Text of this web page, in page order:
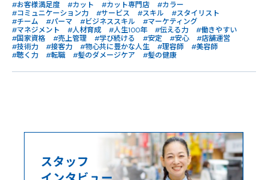
#お客様満足度
#カット #カット専門店
#カラー
#コミュニケーション力
#サービス #スキル
#スタイリスト
#チーム
#パーマ #ビジネススキル
#マーケティング
#マネジメント
#人材育成 #人生100年 #伝える力
#働きやすい
#国家資格
#売上管理 #学び続ける #安定 #安心
#店舗運営
#技術力
#接客力 #物心共に豊かな人生 #理容師
#美容師
#聴く力
#転職 #髪のダメージケア #髪の健康